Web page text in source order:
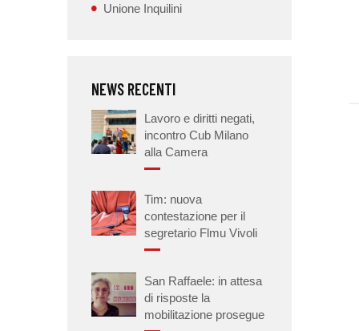
Unione Inquilini
NEWS RECENTI
Lavoro e diritti negati,
incontro Cub Milano
alla Camera
Tim: nuova
contestazione per il
segretario Flmu Vivoli
San Raffaele: in attesa
di risposte la
mobilitazione prosegue